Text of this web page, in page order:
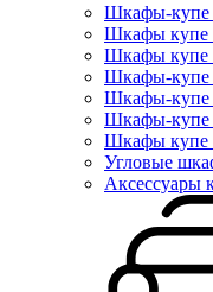
Шкафы-купе
Шкафы купе
Шкафы купе
Шкафы-купе
Шкафы-купе
Шкафы-купе
Шкафы купе
Угловые
Аксессуары